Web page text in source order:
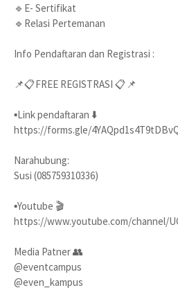
🔹E- Sertifikat
🔹Relasi Pertemanan
Info Pendaftaran dan Registrasi :
📌📋FREE REGISTRASI 📋📌
▪️Link pendaftaran ⬇️
https://forms.gle/
Narahubung:
Susi (085759310336)
▪️Youtube 🎬
https://www.youtube.com/channel/
Media Patner 👥
@eventcampus
@even_kampus